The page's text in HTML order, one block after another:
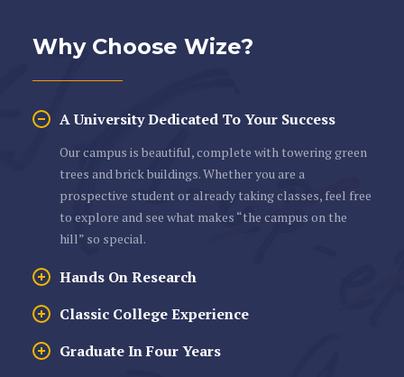
Why Choose Wize?
A University Dedicated To Your Success
Our campus is beautiful, complete with towering green
trees and brick buildings. Whether you are a
prospective student or already taking classes, feel free
to explore and see what makes “the campus on the
hill” so special.
Hands On Research
Classic College Experience
Graduate In Four Years